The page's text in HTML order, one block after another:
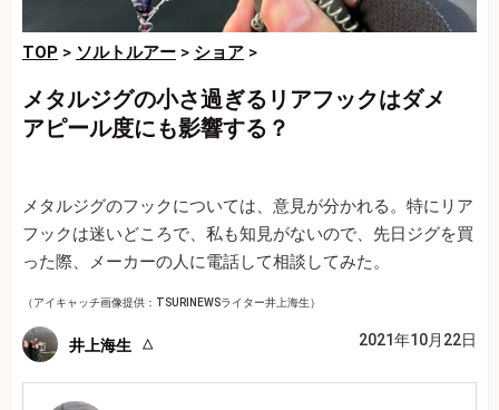
TOP > ソルトルアー > ショア >
メタルジグの小さ過ぎるリアフックはダメ
アピール度にも影響する？
メタルジグのフックについては、意見が分かれる。特にリア
フックは迷いどころで、私も知見がないので、先日ジグを買
った際、メーカーの人に電話して相談してみた。
（アイキャッチ画像提供：TSURINEWSライター井上海生）
井上海生 2021年10月22日